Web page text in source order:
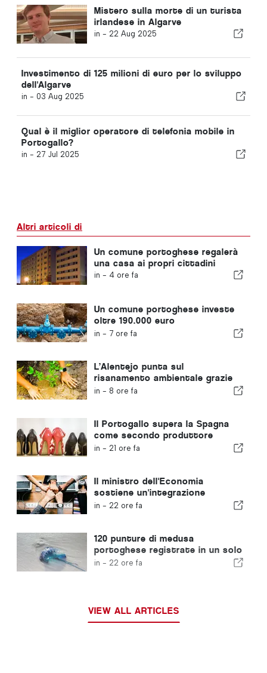
Mistero sulla morte di un turista
irlandese in Algarve
in - 22 Aug 2025
Investimento di 125 milioni di euro per lo sviluppo
dell'Algarve
in - 03 Aug 2025
Qual è il miglior operatore di telefonia mobile in
Portogallo?
in - 27 Jul 2025
Altri articoli di
Un comune portoghese regalerà
una casa ai propri cittadini
in - 4 ore fa
Un comune portoghese investe
oltre 190.000 euro
nell'approvvigionamento idrico
in - 7 ore fa
L’Alentejo punta sul
risanamento ambientale grazie
ai fondi europei
in - 8 ore fa
Il Portogallo supera la Spagna
come secondo produttore
europeo di calzature
in - 21 ore fa
Il ministro dell'Economia
sostiene un'integrazione
regolamentata e garantisce un
in - 22 ore fa
120 punture di medusa
portoghese registrate in un solo
giorno
in - 22 ore fa
VIEW ALL ARTICLES